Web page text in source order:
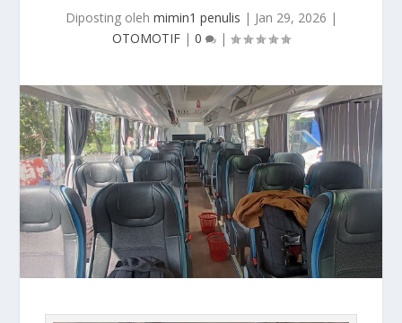
Diposting oleh mimin1 penulis | Jan 29, 2026 |
OTOMOTIF | 0 |